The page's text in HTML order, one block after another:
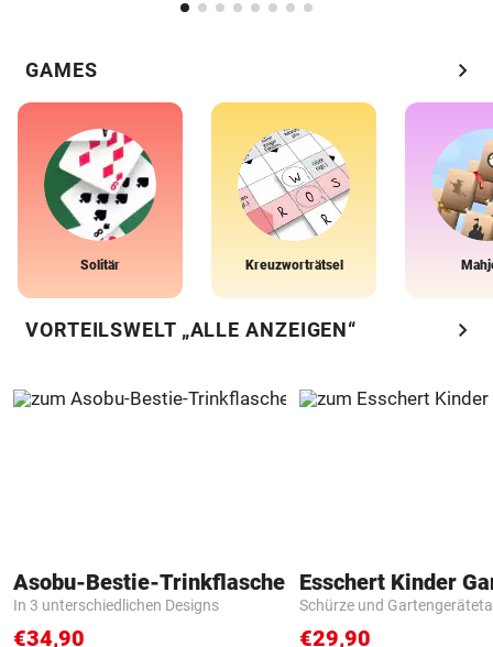
GAMES chevron_right
Solitär Kreuzworträtsel
VORTEILSWELT „ALLE ANZEIGEN“ chevron_right
Asobu-Bestie-Trinkflasche
In 3 unterschiedlichen Designs
€34,90
Schürze und
€29,90